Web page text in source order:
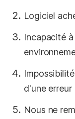
Logiciel
Incapacité
d'une erreur
Nous ne